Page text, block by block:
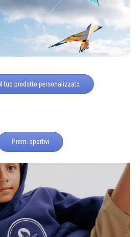
tuo prodotto personalizzato
Premi sportivi